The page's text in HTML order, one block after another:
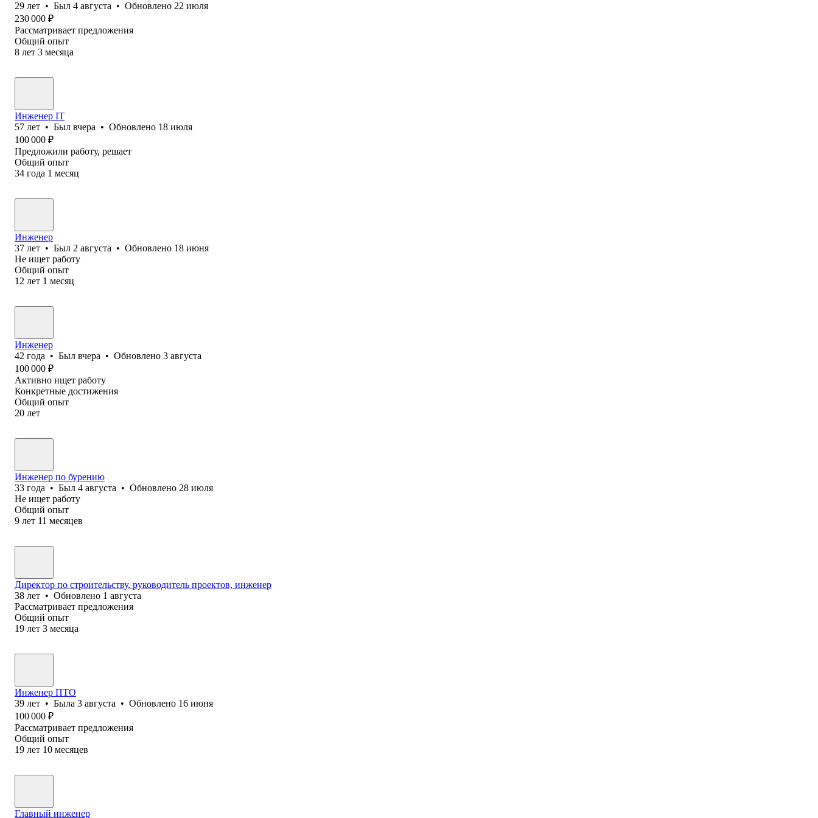
29 лет • Был 4 августа • Обновлено 22 июля
230 000 ₽
Рассматривает предложения
Общий опыт
8 лет 3 месяца
Инженер IT
57 лет • Был вчера • Обновлено 18 июля
100 000 ₽
Предложили работу, решает
Общий опыт
34 года 1 месяц
Инженер
37 лет • Был 2 августа • Обновлено 18 июня
Не ищет работу
Общий опыт
12 лет 1 месяц
Инженер
42 года • Был вчера • Обновлено 3 августа
100 000 ₽
Активно ищет работу
Конкретные достижения
Общий опыт
20 лет
Инженер по бурению
33 года • Был 4 августа • Обновлено 28 июля
Не ищет работу
Общий опыт
9 лет 11 месяцев
Директор по строительству, руководитель проектов, инженер
38 лет • Обновлено 1 августа
Рассматривает предложения
Общий опыт
19 лет 3 месяца
Инженер ПТО
39 лет • Была 3 августа • Обновлено 16 июня
100 000 ₽
Рассматривает предложения
Общий опыт
19 лет 10 месяцев
Главный инженер